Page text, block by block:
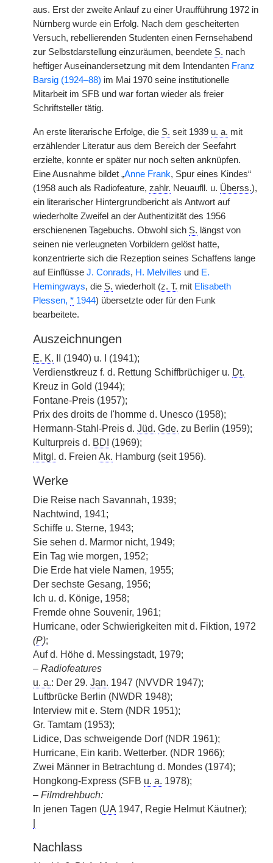
aus. Erst der zweite Anlauf zu einer Uraufführung 1972 in
Nürnberg wurde ein Erfolg. Nach dem gescheiterten
Versuch, rebellierenden Studenten einen Fernsehabend
zur Selbstdarstellung einzuräumen, beendete S. nach
heftiger Auseinandersetzung mit dem Intendanten Franz
Barsig (1924–88) im Mai 1970 seine institutionelle
Mitarbeit im SFB und war fortan wieder als freier
Schriftsteller tätig.
An erste literarische Erfolge, die S. seit 1939 u. a. mit
erzählender Literatur aus dem Bereich der Seefahrt
erzielte, konnte er später nur noch selten anknüpfen.
Eine Ausnahme bildet „Anne Frank, Spur eines Kindes“
(1958 auch als Radiofeature, zahlr. Neuaufll. u. Überss.),
ein literarischer Hintergrundbericht als Antwort auf
wiederholte Zweifel an der Authentizität des 1956
erschienenen Tagebuchs. Obwohl sich S. längst von
seinen nie verleugneten Vorbildern gelöst hatte,
konzentrierte sich die Rezeption seines Schaffens lange
auf Einflüsse J. Conrads, H. Melvilles und E.
Hemingways, die S. wiederholt (z. T. mit Elisabeth
Plessen, * 1944) übersetzte oder für den Funk
bearbeitete.
Auszeichnungen
E. K. II (1940) u. I (1941);
Verdienstkreuz f. d. Rettung Schiffbrüchiger u. Dt.
Kreuz in Gold (1944);
Fontane-Preis (1957);
Prix des droits de l'homme d. Unesco (1958);
Hermann-Stahl-Preis d. Jüd. Gde. zu Berlin (1959);
Kulturpreis d. BDI (1969);
Mitgl. d. Freien Ak. Hamburg (seit 1956).
Werke
Die Reise nach Savannah, 1939;
Nachtwind, 1941;
Schiffe u. Sterne, 1943;
Sie sehen d. Marmor nicht, 1949;
Ein Tag wie morgen, 1952;
Die Erde hat viele Namen, 1955;
Der sechste Gesang, 1956;
Ich u. d. Könige, 1958;
Fremde ohne Souvenir, 1961;
Hurricane, oder Schwierigkeiten mit d. Fiktion, 1972
(P);
Auf d. Höhe d. Messingstadt, 1979;
– Radiofeatures
u. a.: Der 29. Jan. 1947 (NVVDR 1947);
Luftbrücke Berlin (NWDR 1948);
Interview mit e. Stern (NDR 1951);
Gr. Tamtam (1953);
Lidice, Das schweigende Dorf (NDR 1961);
Hurricane, Ein karib. Wetterber. (NDR 1966);
Zwei Männer in Betrachtung d. Mondes (1974);
Hongkong-Express (SFB u. a. 1978);
– Filmdrehbuch:
In jenen Tagen (UA 1947, Regie Helmut Käutner);
Nachlass